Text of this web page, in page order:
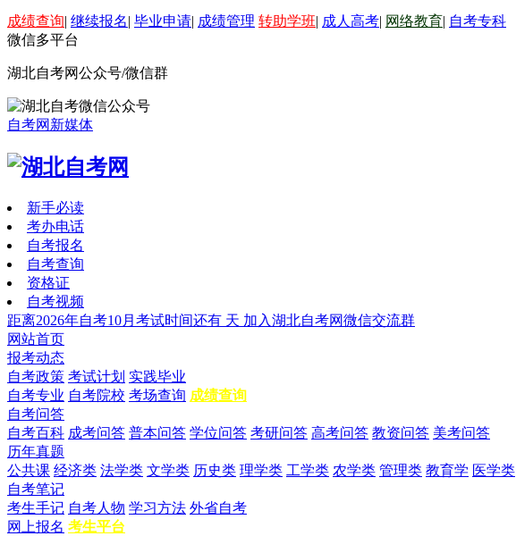
成绩查询| 继续报名| 毕业申请| 成绩管理 转助学班| 成人高考| 网络教育| 自考专科
微信多平台
湖北自考网公众号/微信群
自考网新媒体
新手必读
考办电话
自考报名
自考查询
资格证
自考视频
距离2026年自考10月考试时间还有 天 加入湖北自考网微信交流群
网站首页
报考动态
自考政策 考试计划 实践毕业
自考专业 自考院校 考场查询 成绩查询
自考问答
自考百科 成考问答 普本问答 学位问答 考研问答 高考问答 教资问答 美考问答
历年真题
公共课 经济类 法学类 文学类 历史类 理学类 工学类 农学类 管理类 教育学 医学类
自考笔记
考生手记 自考人物 学习方法 外省自考
网上报名 考生平台